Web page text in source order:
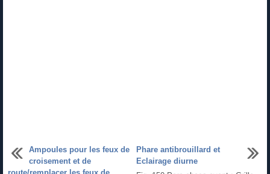
Ampoules pour les feux de
croisement et de
Phare antibrouillard et
Eclairage diurne